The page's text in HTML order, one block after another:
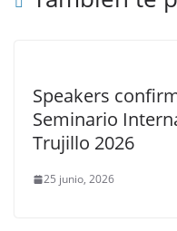
Speakers
Seminario
Trujillo 2026
25 junio, 2026